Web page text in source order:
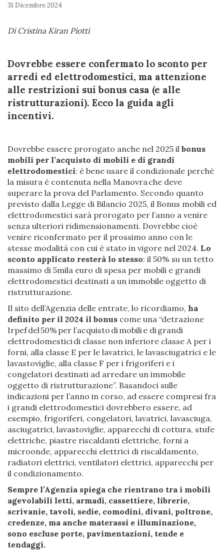
31 Dicembre 2024
Di Cristina Kiran Piotti
Dovrebbe essere confermato lo sconto per
arredi ed elettrodomestici, ma attenzione
alle restrizioni sui bonus casa (e alle
ristrutturazioni). Ecco la guida agli
incentivi.
Dovrebbe essere prorogato anche nel 2025 il bonus
mobili per l’acquisto di mobili e di grandi
elettrodomestici: è bene usare il condizionale perché
la misura è contenuta nella Manovra che deve
superare la prova del Parlamento. Secondo quanto
previsto dalla Legge di Bilancio 2025, il Bonus mobili ed
elettrodomestici sarà prorogato per l’anno a venire
senza ulteriori ridimensionamenti. Dovrebbe cioè
venire riconfermato per il prossimo anno con le
stesse modalità con cui è stato in vigore nel 2024. Lo
sconto applicato resterà lo stesso: il 50% su un tetto
massimo di 5mila euro di spesa per mobili e grandi
elettrodomestici destinati a un immobile oggetto di
ristrutturazione.
Il sito dell’Agenzia delle entrate, lo ricordiamo, ha
definito per il 2024 il bonus come una “detrazione
Irpef del 50% per l’acquisto di mobili e di grandi
elettrodomestici di classe non inferiore classe A per i
forni, alla classe E per le lavatrici, le lavasciugatrici e le
lavastoviglie, alla classe F per i frigoriferi e i
congelatori destinati ad arredare un immobile
oggetto di ristrutturazione”. Basandoci sulle
indicazioni per l’anno in corso, ad essere compresi fra
i grandi elettrodomestici dovrebbero essere, ad
esempio, frigoriferi, congelatori, lavatrici, lavasciuga,
asciugatrici, lavastoviglie, apparecchi di cottura, stufe
elettriche, piastre riscaldanti elettriche, forni a
microonde, apparecchi elettrici di riscaldamento,
radiatori elettrici, ventilatori elettrici, apparecchi per
il condizionamento.
Sempre l’Agenzia spiega che rientrano tra i mobili
agevolabili letti, armadi, cassettiere, librerie,
scrivanie, tavoli, sedie, comodini, divani, poltrone,
credenze, ma anche materassi e illuminazione,
sono escluse porte, pavimentazioni, tende e
tendaggi.